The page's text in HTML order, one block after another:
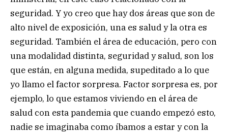
seguridad. Y yo creo que hay dos áreas que son de
alto nivel de exposición, una es salud y la otra es
seguridad. También el área de educación, pero con
una modalidad distinta, seguridad y salud, son los
que están, en alguna medida, supeditado a lo que
yo llamo el factor sorpresa. Factor sorpresa es, por
ejemplo, lo que estamos viviendo en el área de
salud con esta pandemia que cuando empezó esto,
nadie se imaginaba como íbamos a estar y con la